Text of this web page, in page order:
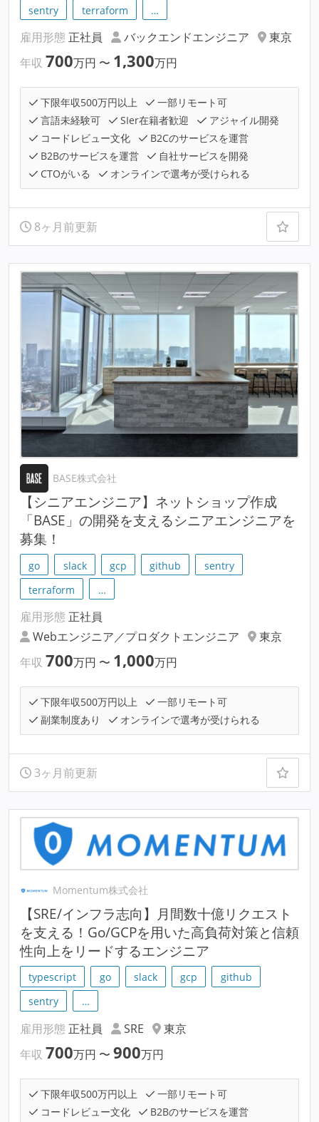
sentry terraform …
雇用形態 正社員 バックエンドエンジニア
東京
年収 700万円 〜 1,300万円
下限年収500万円以上
一部リモート可
言語未経験可
SIer在籍者歓迎
アジャイル開発
コードレビュー文化
B2Cのサービスを運営
B2Bのサービスを運営
自社サービスを開発
CTOがいる
オンラインで選考が受けられる
8ヶ月前更新
BASE株式会社
【シニアエンジニア】ネットショップ作成
「BASE」の開発を支えるシニアエンジニアを
募集！
go slack gcp github
sentry
terraform
…
雇用形態 正社員
Webエンジニア／プロダクトエンジニア
東京
年収 700万円 〜 1,000万円
下限年収500万円以上
一部リモート可
副業制度あり
オンラインで選考が受けられる
3ヶ月前更新
Momentum株式会社
【SRE/インフラ志向】月間数十億リクエスト
を支える！Go/GCPを用いた高負荷対策と信頼
性向上をリードするエンジニア
typescript go slack gcp
github
sentry
…
雇用形態 正社員 SRE
東京
年収 700万円 〜 900万円
下限年収500万円以上
一部リモート可
コードレビュー文化
B2Bのサービスを運営